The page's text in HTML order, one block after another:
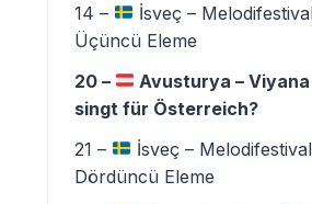
14 –
İsveç –
Üçüncü Eleme
20 –
Avusturya – Viyana
singt für Österreich?
21 –
İsveç –
Dördüncü Eleme